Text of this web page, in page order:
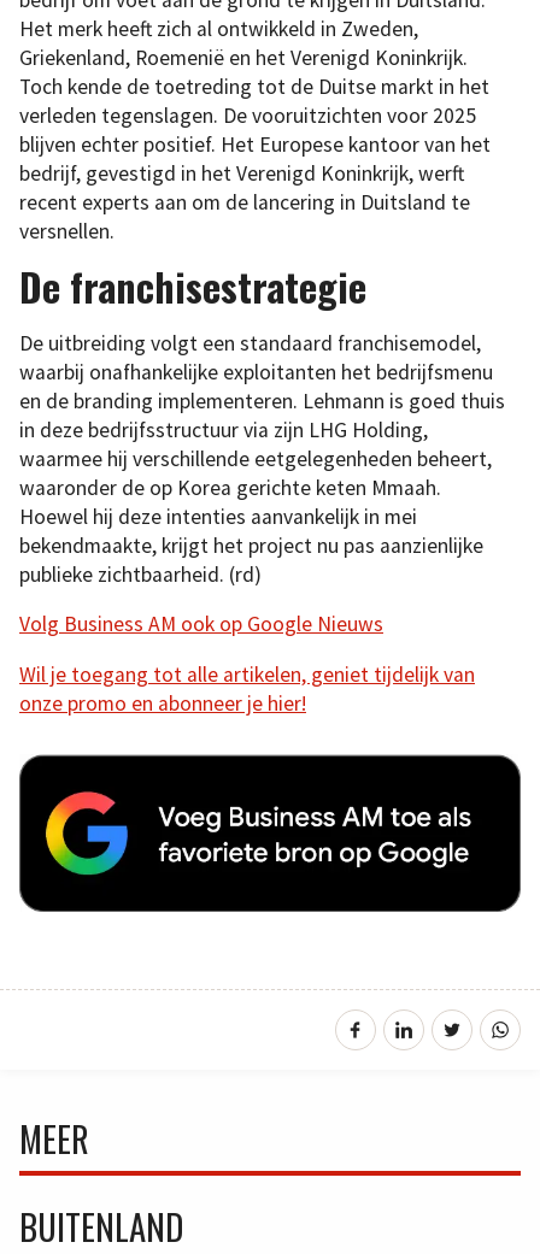
Het merk heeft zich al ontwikkeld in Zweden,
Griekenland, Roemenië en het Verenigd Koninkrijk.
Toch kende de toetreding tot de Duitse markt in het
verleden tegenslagen. De vooruitzichten voor 2025
blijven echter positief. Het Europese kantoor van het
bedrijf, gevestigd in het Verenigd Koninkrijk, werft
recent experts aan om de lancering in Duitsland te
versnellen.
De franchisestrategie
De uitbreiding volgt een standaard franchisemodel,
waarbij onafhankelijke exploitanten het bedrijfsmenu
en de branding implementeren. Lehmann is goed thuis
in deze bedrijfsstructuur via zijn LHG Holding,
waarmee hij verschillende eetgelegenheden beheert,
waaronder de op Korea gerichte keten Mmaah.
Hoewel hij deze intenties aanvankelijk in mei
bekendmaakte, krijgt het project nu pas aanzienlijke
publieke zichtbaarheid. (rd)
Volg Business AM ook op Google Nieuws
Wil je toegang tot alle artikelen, geniet tijdelijk van
onze promo en abonneer je hier!
MEER
BUITENLAND